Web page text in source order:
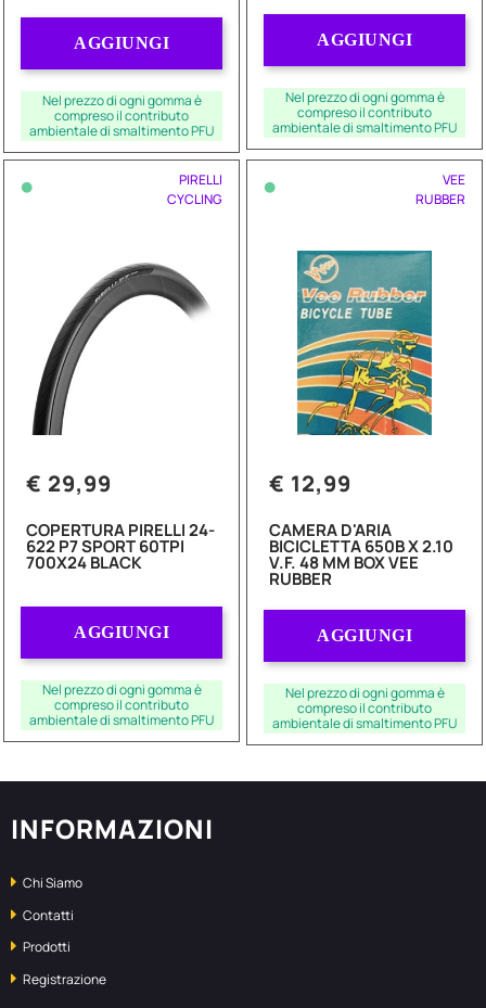
AGGIUNGI
Nel prezzo di ogni gomma è
compreso il contributo
ambientale di smaltimento PFU
AGGIUNGI
Nel prezzo di ogni gomma è
compreso il contributo
ambientale di smaltimento PFU
•
PIRELLI
CYCLING
€ 29,99
COPERTURA PIRELLI 24-
622 P7 SPORT 60TPI
700X24 BLACK
AGGIUNGI
Nel prezzo di ogni gomma è
compreso il contributo
ambientale di smaltimento PFU
•
VEE
RUBBER
€ 12,99
CAMERA D'ARIA
BICICLETTA 650B X 2.10
V.F. 48 MM BOX VEE
RUBBER
AGGIUNGI
Nel prezzo di ogni gomma è
compreso il contributo
ambientale di smaltimento PFU
INFORMAZIONI
Chi Siamo
Contatti
Prodotti
Registrazione